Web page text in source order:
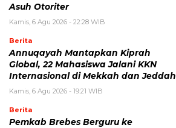
Asuh Otoriter
Kamis, 6 Agu 2026 - 22:28 WIB
Berita
Annuqayah Mantapkan Kiprah
Global, 22 Mahasiswa Jalani KKN
Internasional di Mekkah dan Jeddah
Kamis, 6 Agu 2026 - 19:21 WIB
Berita
Pemkab Brebes Berguru ke